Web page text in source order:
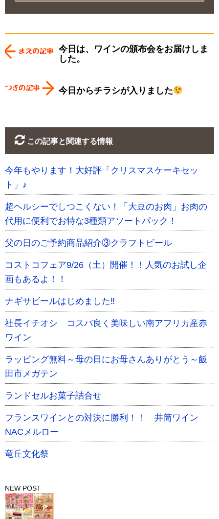
今日は、ワインの頒布会をお届けしま
した。
今日からチラシが入りました
この記事と関連する情報
今年もやります！大好評「クリスマスケーキセッ
ト」♪
超ヘルシーでしつこくない！「大豆のお肉」お肉の
代用に便利でお特な3種類アソートパック！
父の日のご予約商品紹介③クラフトビール
コストコフェア9/26（土）開催！！人気のお試し企
画もあるよ！！
ナギサビールはじめました‼
社長イチオシ コスパ良く美味しい南アフリカ産赤
ワイン
ラッピング無料～母の日にお母さんありがとう～飯
田市メガテン
ランドセルお菓子詰合せ
フランスワインとの対決に勝利！！ 井筒ワイン
NACメルロー
竜丘文化祭
NEW POST